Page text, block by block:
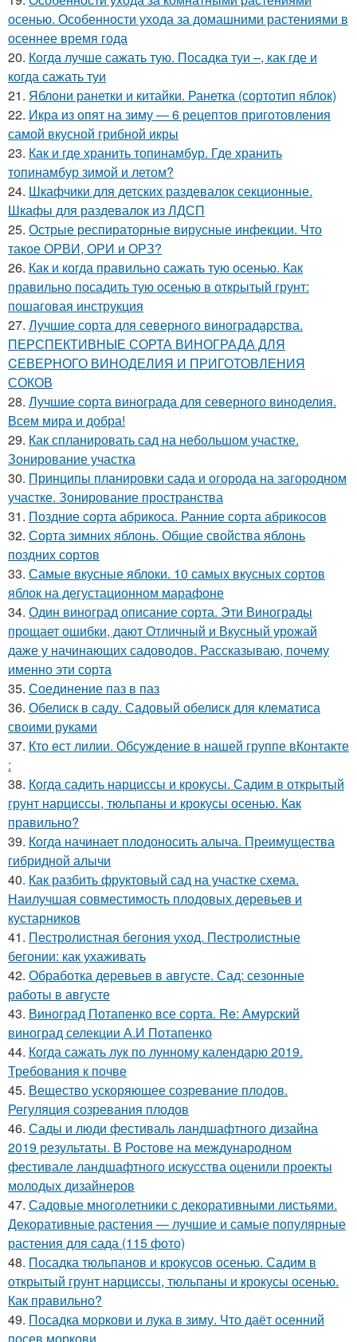
осенью. Особенности ухода за домашними растениями в
осеннее время года
20. Когда лучше сажать тую. Посадка туи –, как где и
когда сажать туи
21. Яблони ранетки и китайки. Ранетка (сортотип яблок)
22. Икра из опят на зиму — 6 рецептов приготовления
самой вкусной грибной икры
23. Как и где хранить топинамбур. Где хранить
топинамбур зимой и летом?
24. Шкафчики для детских раздевалок секционные.
Шкафы для раздевалок из ЛДСП
25. Острые респираторные вирусные инфекции. Что
такое ОРВИ, ОРИ и ОРЗ?
26. Как и когда правильно сажать тую осенью. Как
правильно посадить тую осенью в открытый грунт:
пошаговая инструкция
27. Лучшие сорта для северного виноградарства.
ПЕРСПЕКТИВНЫЕ СОРТА ВИНОГРАДА ДЛЯ
CЕВЕРНОГО ВИНОДЕЛИЯ И ПРИГОТОВЛЕНИЯ
СОКОВ
28. Лучшие сорта винограда для северного виноделия.
Всем мира и добра!
29. Как спланировать сад на небольшом участке.
Зонирование участка
30. Принципы планировки сада и огорода на загородном
участке. Зонирование пространства
31. Поздние сорта абрикоса. Ранние сорта абрикосов
32. Сорта зимних яблонь. Общие свойства яблонь
поздних сортов
33. Самые вкусные яблоки. 10 самых вкусных сортов
яблок на дегустационном марафоне
34. Один виноград описание сорта. Эти Винограды
прощает ошибки, дают Отличный и Вкусный урожай
даже у начинающих садоводов. Рассказываю, почему
именно эти сорта
35. Соединение паз в паз
36. Обелиск в саду. Садовый обелиск для клематиса
своими руками
37. Кто ест лилии. Обсуждение в нашей группе вКонтакте
:
38. Когда садить нарциссы и крокусы. Садим в открытый
грунт нарциссы, тюльпаны и крокусы осенью. Как
правильно?
39. Когда начинает плодоносить алыча. Преимущества
гибридной алычи
40. Как разбить фруктовый сад на участке схема.
Наилучшая совместимость плодовых деревьев и
кустарников
41. Пестролистная бегония уход. Пестролистные
бегонии: как ухаживать
42. Обработка деревьев в августе. Сад: сезонные
работы в августе
43. Виноград Потапенко все сорта. Re: Амурский
виноград селекции А.И Потапенко
44. Когда сажать лук по лунному календарю 2019.
Требования к почве
45. Вещество ускоряющее созревание плодов.
Регуляция созревания плодов
46. Сады и люди фестиваль ландшафтного дизайна
2019 результаты. В Ростове на международном
фестивале ландшафтного искусства оценили проекты
молодых дизайнеров
47. Садовые многолетники с декоративными листьями.
Декоративные растения — лучшие и самые популярные
растения для сада (115 фото)
48. Посадка тюльпанов и крокусов осенью. Садим в
открытый грунт нарциссы, тюльпаны и крокусы осенью.
Как правильно?
49. Посадка моркови и лука в зиму. Что даёт осенний